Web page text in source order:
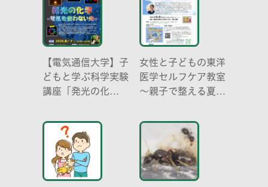
【電気通信大学】子
どもと学ぶ科学実験
講座「発光の化
い光-」
女性と子どもの東洋
医学セルフケア教室
～親子で整える夏休
らだ～